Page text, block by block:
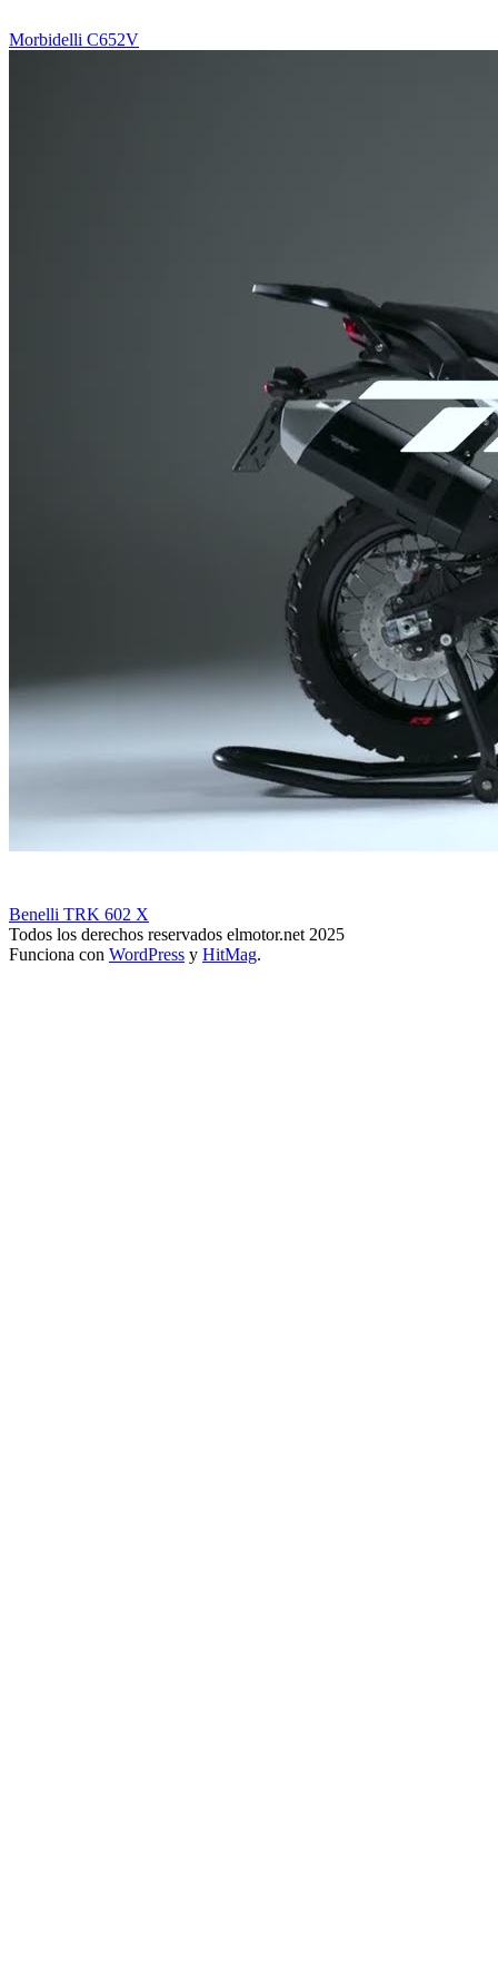
Morbidelli C652V
Benelli TRK 602 X
Todos los derechos reservados elmotor.net 2025
Funciona con WordPress y HitMag.